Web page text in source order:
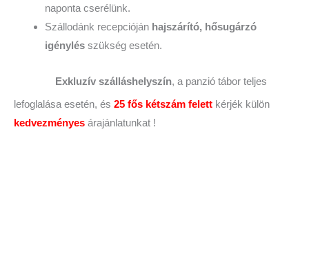
naponta cserélünk.
Szállodánk recepcióján hajszárító, hősugárzó
igénylés szükség esetén.
Exkluzív szálláshelyszín, a panzió tábor teljes
lefoglalása esetén, és 25 fős kétszám felett kérjék külön
kedvezményes árajánlatunkat !